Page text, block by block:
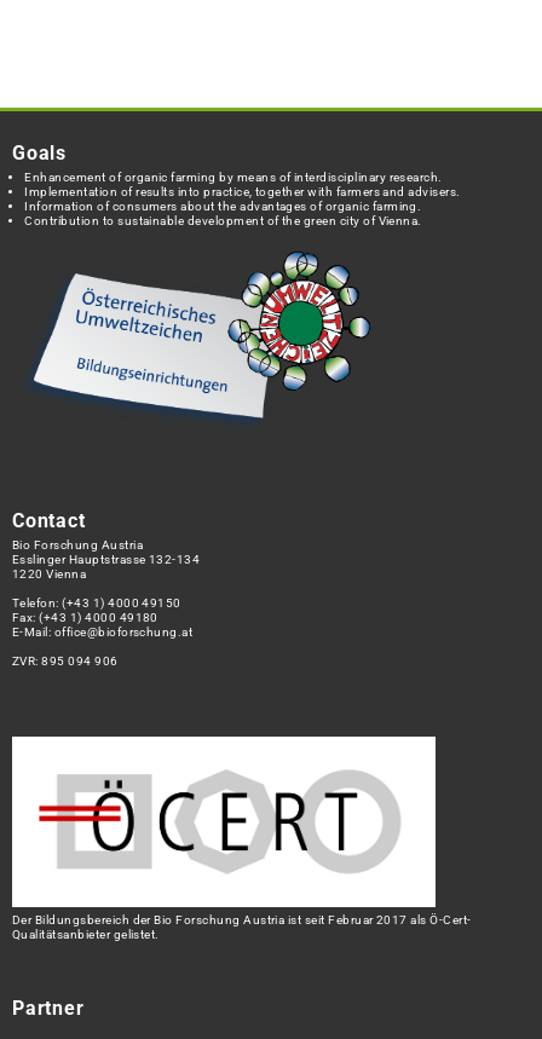
Goals
Enhancement of organic farming by means of interdisciplinary research.
Implementation of results into practice, together with farmers and advisers.
Information of consumers about the advantages of organic farming.
Contribution to sustainable development of the green city of Vienna.
Contact
Bio Forschung Austria
Esslinger Hauptstrasse 132-134
1220 Vienna
Telefon:(+43 1) 4000 49150
Fax: (+43 1) 4000 49180
E-Mail: office@bioforschung.at
ZVR: 895 094 906
Der Bildungsbereich der Bio Forschung Austria ist seit Februar 2017 als Ö-Cert-
Qualitätsanbieter gelistet.
Partner